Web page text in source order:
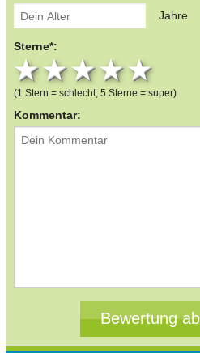
Jahre
Sterne*:
4 stars
3 stars
2 stars
1 star
(1 Stern = schlecht, 5 Sterne = super)
Kommentar: